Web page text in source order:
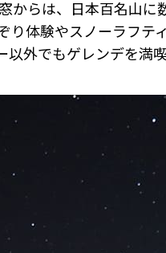
からは、日本百名山に
り体験やスノーラフテ
外でもゲレンデを満喫